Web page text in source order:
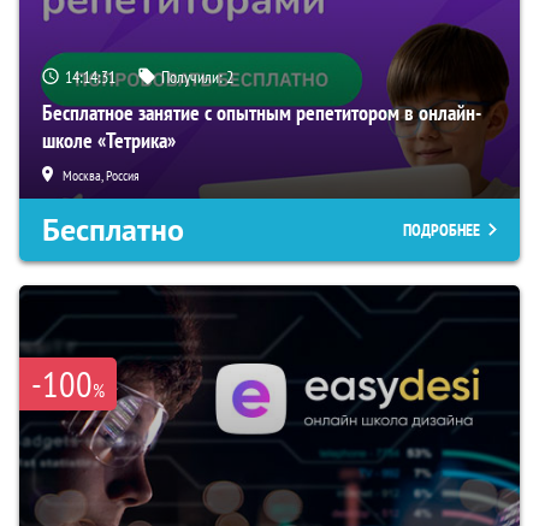
14:14:30 Получили:2
Бесплатное занятие с опытным репетитором в онлайн-
школе «Тетрика»
Москва, Россия
Бесплатно ПОДРОБНЕЕ
-100%